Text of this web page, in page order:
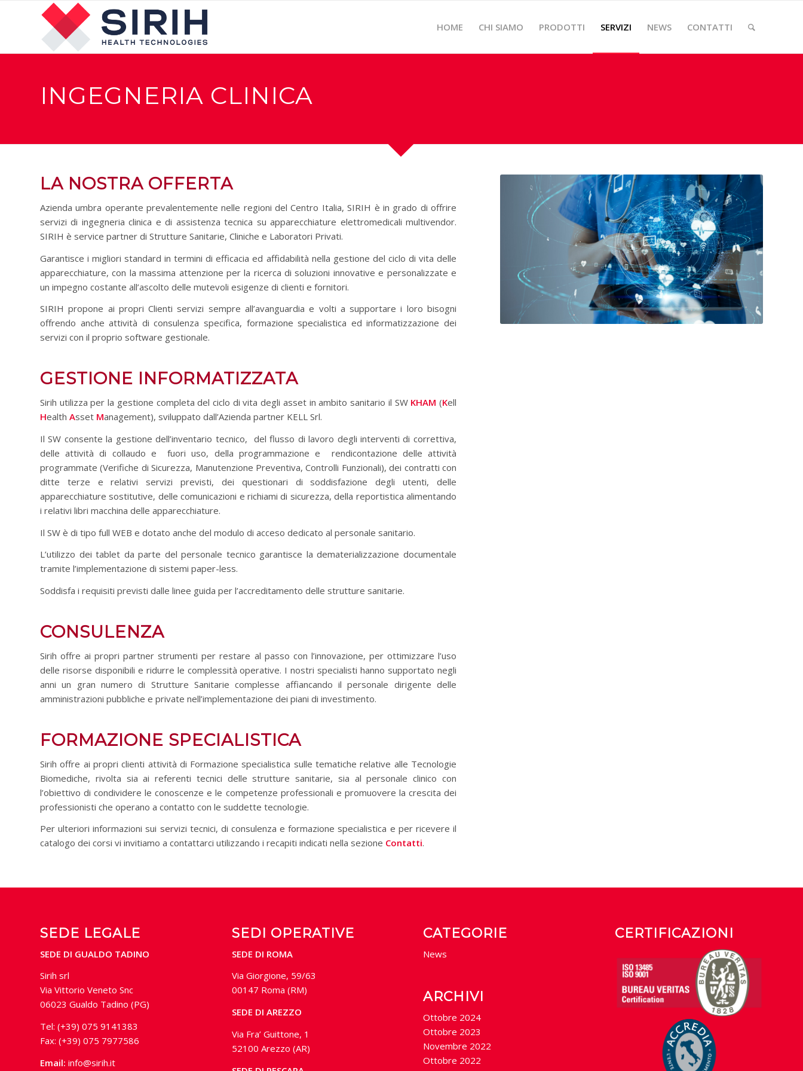
HOME CHI SIAMO PRODOTTI SERVIZI NEWS CONTATTI
INGEGNERIA CLINICA
LA NOSTRA OFFERTA
Azienda umbra operante prevalentemente nelle regioni del Centro Italia, SIRIH è in grado di offrire
servizi di ​ingegneria clinica e di ​assistenza tecnica su apparecchiature elettromedicali multivendor.
SIRIH è service partner di Strutture Sanitarie, Cliniche e Laboratori Privati.
Garantisce i migliori standard in termini di efficacia ed affidabilità nella gestione del ciclo di vita delle
apparecchiature, con la massima attenzione per la ricerca di soluzioni innovative e personalizzate e
un impegno costante all’ascolto delle mutevoli esigenze di clienti e fornitori.
SIRIH propone ai propri Clienti servizi sempre all’avanguardia e volti a supportare i loro bisogni
offrendo anche attività di ​consulenza specifica​, ​formazione specialistica ed ​informatizzazione dei
servizi con il proprio​ software gestionale​.
GESTIONE INFORMATIZZATA
Sirih utilizza per la gestione completa del ciclo di vita degli asset in ambito sanitario il SW KHAM (Kell
Health Asset Management), sviluppato dall’Azienda partner KELL Srl.
Il SW consente la gestione dell’inventario tecnico, del flusso di lavoro degli interventi di correttiva,
delle attività di collaudo e fuori uso, della programmazione e rendicontazione delle attività
programmate (Verifiche di Sicurezza, Manutenzione Preventiva, Controlli Funzionali), dei contratti con
ditte terze e relativi servizi previsti, dei questionari di soddisfazione degli utenti, delle
apparecchiature sostitutive, delle comunicazioni e richiami di sicurezza, della reportistica alimentando
i relativi libri macchina delle apparecchiature.
Il SW è di tipo full WEB e dotato anche del modulo di acceso dedicato al personale sanitario.
L’utilizzo dei tablet da parte del personale tecnico garantisce la dematerializzazione documentale
tramite l’implementazione di sistemi paper-less.
Soddisfa i requisiti previsti dalle linee guida per l’accreditamento delle strutture sanitarie.
CONSULENZA
Sirih offre ai propri partner strumenti per restare al passo con l’innovazione, per ottimizzare l’uso
delle risorse disponibili e ridurre le complessità operative. I nostri specialisti hanno supportato negli
anni un gran numero di Strutture Sanitarie complesse affiancando il personale dirigente delle
amministrazioni pubbliche e private nell’implementazione dei piani di investimento.
FORMAZIONE SPECIALISTICA
Sirih offre ai propri clienti attività di Formazione specialistica sulle tematiche relative alle Tecnologie
Biomediche, rivolta sia ai referenti tecnici delle strutture sanitarie, sia al personale clinico con
l’obiettivo di condividere le conoscenze e le competenze professionali e promuovere la crescita dei
professionisti che operano a contatto con le suddette tecnologie.
Per ulteriori informazioni sui servizi tecnici, di consulenza e formazione specialistica e per ricevere il
catalogo dei corsi vi invitiamo a contattarci utilizzando i recapiti indicati nella sezione Contatti.
SEDE LEGALE
SEDE DI GUALDO TADINO
Sirih srl
Via Vittorio Veneto Snc
06023 Gualdo Tadino (PG)
Tel: (+39) 075 9141383
Fax: (+39) 075 7977586
Email: info@sirih.it
SEDI OPERATIVE
SEDE DI ROMA
Via Giorgione, 59/63
00147 Roma (RM)
SEDE DI AREZZO
Via Fra’ Guittone, 1
52100 Arezzo (AR)
CATEGORIE
News
ARCHIVI
Ottobre 2024
Ottobre 2023
Novembre 2022
Ottobre 2022
CERTIFICAZIONI